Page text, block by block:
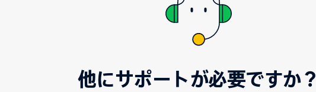
他にサポートが必要ですか？